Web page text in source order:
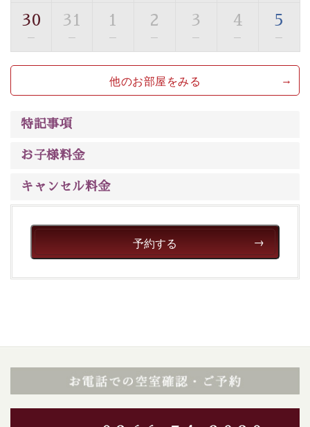
の効果が高い、極めて希有な源泉です。身も心も癒され
るご入浴をお愉しみください。
■お座敷風呂（大浴場）
温泉の成分に合わせ、防菌防カビの特殊素材の畳を使
用。 足元が柔らかく、そして滑りにくい畳のお風呂で
※男性大浴場までのご移動には階段がございます。 予め
眺望はございませんが、源泉掛け流しの温泉の質を楽し
む貸切温泉風呂です。ゆったりといやされるプライベー
トな空間をお愉しみください。
【旅】
■諏訪大社4社を巡る無料参拝バス
※交通規制などにより運行できない日がございます
※年末年始及び御柱祭前後は運行しておりません
30
—
31
—
1
—
2
—
3
—
4
—
5
—
他のお部屋をみる
特記事項
お子様料金
キャンセル料金
予約する